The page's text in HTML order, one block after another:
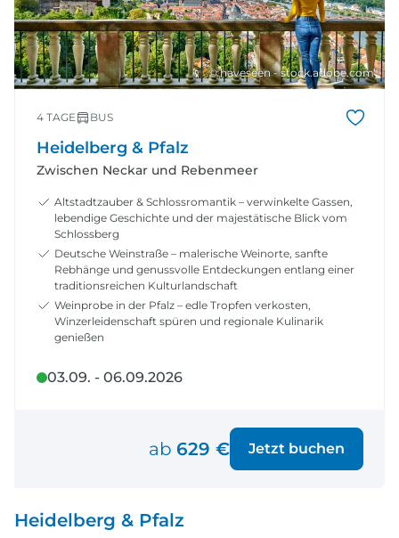
© haveseen - stock.adobe.com
4 TAGE BUS
Heidelberg & Pfalz
Zwischen Neckar und Rebenmeer
Altstadtzauber & Schlossromantik – verwinkelte Gassen,
lebendige Geschichte und der majestätische Blick vom
Schlossberg
Deutsche Weinstraße – malerische Weinorte, sanfte
Rebhänge und genussvolle Entdeckungen entlang einer
traditionsreichen Kulturlandschaft
Weinprobe in der Pfalz – edle Tropfen verkosten,
Winzerleidenschaft spüren und regionale Kulinarik
genießen
03.09. - 06.09.2026
ab 629 € Jetzt buchen
Heidelberg & Pfalz